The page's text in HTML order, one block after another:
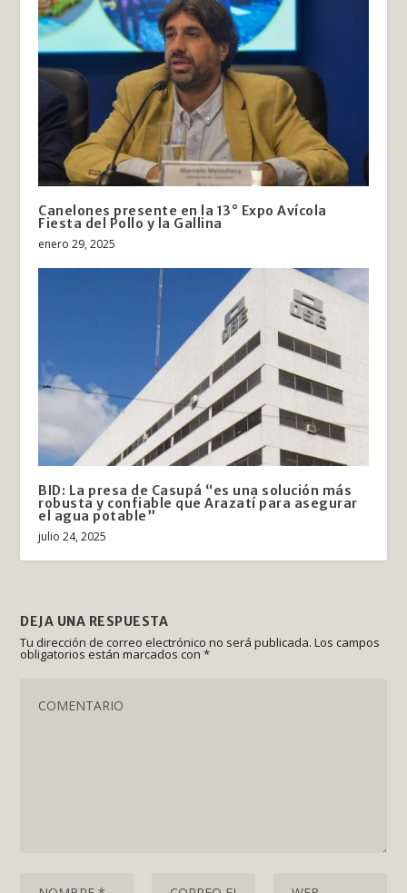
Canelones presente en la 13° Expo Avícola
Fiesta del Pollo y la Gallina
enero 29, 2025
BID: La presa de Casupá “es una solución más
robusta y confiable que Arazatí para asegurar
el agua potable”
julio 24, 2025
DEJA UNA RESPUESTA
Tu dirección de correo electrónico no será publicada. Los campos
obligatorios están marcados con*